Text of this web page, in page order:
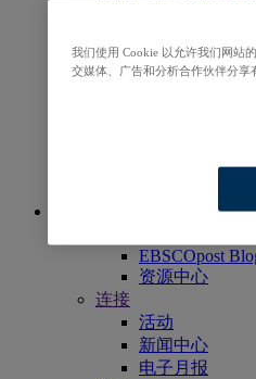
EBSCO eBooks
EBSCOhost
EBSCOpost
资源中心
连接
活动
新闻中心
电子月报
我们使用 Cookie 以允许我们网站
交媒体、广告和分析合作伙伴分享